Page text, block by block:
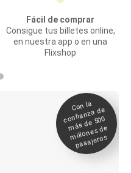
Fácil de comprar
Consigue tus billetes online,
en nuestra app o en una
Flixshop
Con la
confianza de
más de 500
millones de
pasajeros